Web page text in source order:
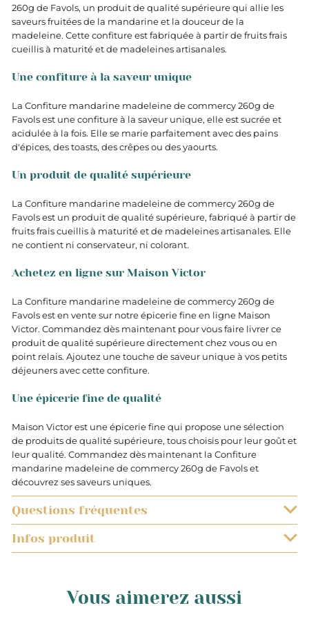
260g de Favols, un produit de qualité supérieure qui allie les
saveurs fruitées de la mandarine et la douceur de la
madeleine. Cette confiture est fabriquée à partir de fruits frais
cueillis à maturité et de madeleines artisanales.
Une confiture à la saveur unique
La Confiture mandarine madeleine de commercy 260g de
Favols est une confiture à la saveur unique, elle est sucrée et
acidulée à la fois. Elle se marie parfaitement avec des pains
d'épices, des toasts, des crêpes ou des yaourts.
Un produit de qualité supérieure
La Confiture mandarine madeleine de commercy 260g de
Favols est un produit de qualité supérieure, fabriqué à partir de
fruits frais cueillis à maturité et de madeleines artisanales. Elle
ne contient ni conservateur, ni colorant.
Achetez en ligne sur Maison Victor
La Confiture mandarine madeleine de commercy 260g de
Favols est en vente sur notre épicerie fine en ligne Maison
Victor. Commandez dès maintenant pour vous faire livrer ce
produit de qualité supérieure directement chez vous ou en
point relais. Ajoutez une touche de saveur unique à vos petits
déjeuners avec cette confiture.
Une épicerie fine de qualité
Maison Victor est une épicerie fine qui propose une sélection
de produits de qualité supérieure, tous choisis pour leur goût et
leur qualité. Commandez dès maintenant la Confiture
mandarine madeleine de commercy 260g de Favols et
découvrez ses saveurs uniques.
Questions fréquentes
QUELS SONT LES DÉLAIS DE LIVRAISON ?
recevrez votre commande dans un délai de 48h à
compter de la date d’expédition du colis.
Lorsque vous aurez procédé au paiement de votre
Infos produit
Vous aimerez aussi